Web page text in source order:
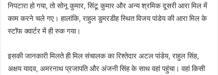
निपटारा हो गया, तो सोनू कुमार, सिंटू कुमार और अन्य श्रमिक दूसरी आरा मिल में
काम करने चले गए। हालांकि, राहुल डुमरडीह स्थित विजय पांडेय की आरा मिल के
स्टॉफ क्वार्टर में ही रुक गया।
इसकी जानकारी मिलते ही मिल संचालक का रिश्तेदार अटल पांडेय, राहुल सिंह,
अक्षय यादव, अमरनाथ प्रजापति और अंजनी सिंह के साथ वहां पहुंचा। वहां किसी